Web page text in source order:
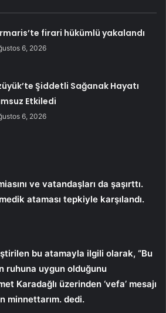
firari hükümlü yakalandı
6, 2026
Şiddetli Sağanak Hayatı
Etkiledi
6, 2026
ve vatandaşları da şaşırttı.
ataması tepkiyle karşılandı.
bu atamayla ilgili olarak, “Bu
ruhuna uygun olduğunu
Karadağlı üzerinden ‘vefa’ mesajı
minnettarım. dedi.